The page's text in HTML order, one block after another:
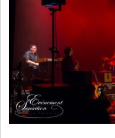
P